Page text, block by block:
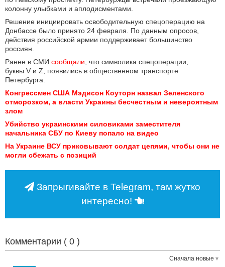
колонну улыбками и аплодисментами.
Решение инициировать освободительную спецоперацию на
Донбассе было принято 24 февраля. По данным опросов,
действия российской армии поддерживает большинство
россиян.
Ранее в СМИ сообщали, что символика спецоперации,
буквы V и Z, появились в общественном транспорте
Петербурга.
Конгрессмен США Мэдисон Коуторн назвал Зеленского
отморозком, а власти Украины бесчестным и невероятным
злом
Убийство украинскими силовиками заместителя
начальника СБУ по Киеву попало на видео
На Украине ВСУ приковывают солдат цепями, чтобы они не
могли сбежать с позиций
Запрыгивайте в Telegram, там жутко
интересно!
Комментарии ( 0 )
Сначала новые